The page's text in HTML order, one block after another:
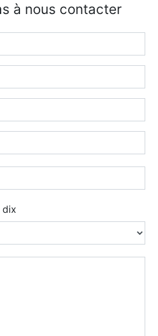
à nous contacter
dix